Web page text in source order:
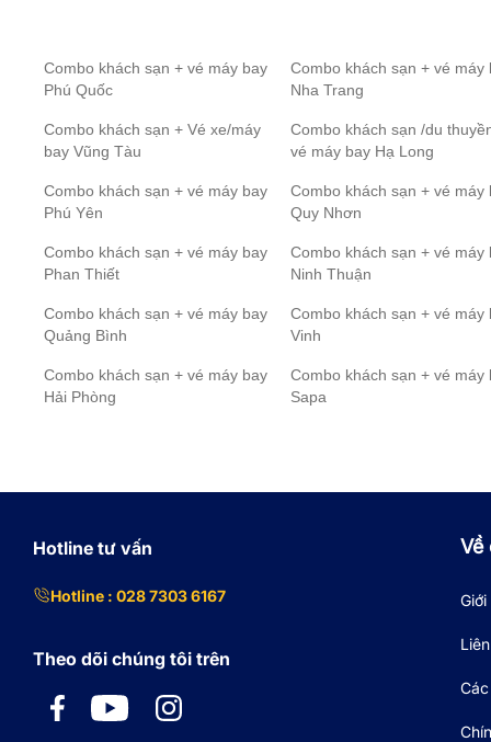
Combo khách sạn + vé máy bay
Phú Quốc
Combo khách sạn + vé máy
Nha Trang
Combo khách sạn + Vé xe/máy
bay Vũng Tàu
Combo khách sạn /du
vé máy bay Hạ Long
Combo khách sạn + vé máy bay
Phú Yên
Combo khách sạn + vé máy
Quy Nhơn
Combo khách sạn + vé máy bay
Phan Thiết
Combo khách sạn + vé máy
Ninh Thuận
Combo khách sạn + vé máy bay
Quảng Bình
Combo khách sạn + vé máy
Vinh
Combo khách sạn + vé máy bay
Hải Phòng
Combo khách sạn + vé máy
Sapa
Hotline tư vấn
Hotline : 028 7303 6167
Theo dõi chúng tôi trên
Về